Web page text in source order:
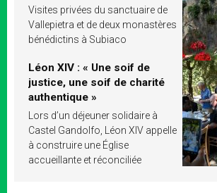
Visites privées du sanctuaire de
Vallepietra et de deux monastères
bénédictins à Subiaco
Léon XIV : « Une soif de
justice, une soif de charité
authentique »
Lors d’un déjeuner solidaire à
Castel Gandolfo, Léon XIV appelle
à construire une Église
accueillante et réconciliée